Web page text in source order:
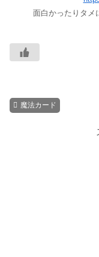
面白かったりタメ
魔法カード